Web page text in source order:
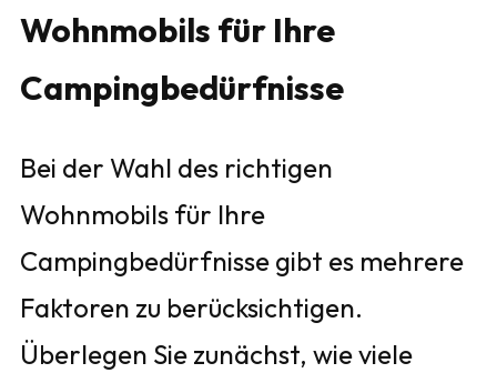
Wohnmobils für Ihre
Campingbedürfnisse
Bei der Wahl des richtigen
Wohnmobils für Ihre
Campingbedürfnisse gibt es mehrere
Faktoren zu berücksichtigen.
Überlegen Sie zunächst, wie viele